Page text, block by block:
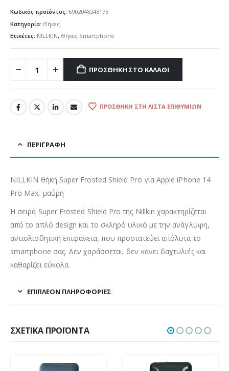
Κωδικός προϊόντος: 6902048248175
Κατηγορία: Θήκες
Ετικέτες: NILLKIN, Θήκες Smartphone
ΠΡΟΣΘΉΚΗ ΣΤΟ ΚΑΛΆΘΙ
ΠΡΟΣΘΉΚΗ ΣΤΗ ΛΊΣΤΑ ΕΠΙΘΥΜΙΏΝ
ΠΕΡΙΓΡΑΦΉ
NILLKIN θήκη Super Frosted Shield Pro για Apple iPhone 14
Pro Max, μαύρη
Η σειρά Super Frosted Shield Pro της Nillkin χαρακτηρίζεται
από το απλό design και το σκληρό υλικό με την ανάγλυφη,
αντιολισθητική επιφάνεια, που προστατεύει απόλυτα το
smartphone σας. Δεν χαράσσεται, δεν κάνει δαχτυλιές και
καθαρίζει εύκολα.
ΕΠΙΠΛΈΟΝ ΠΛΗΡΟΦΟΡΊΕΣ
ΣΧΕΤΙΚΆ ΠΡΟΪΌΝΤΑ